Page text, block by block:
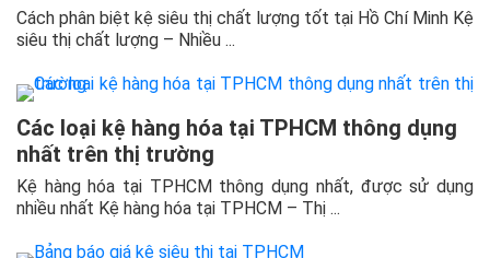
Cách phân biệt kệ siêu thị chất lượng tốt tại Hồ Chí Minh Kệ
siêu thị chất lượng – Nhiều ...
Các loại kệ hàng hóa tại TPHCM thông dụng
nhất trên thị trường
Kệ hàng hóa tại TPHCM thông dụng nhất, được sử dụng
nhiều nhất Kệ hàng hóa tại TPHCM – Thị ...